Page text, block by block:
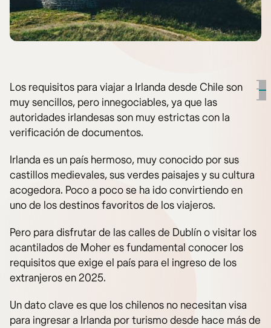
Los requisitos para viajar a Irlanda desde Chile son
muy sencillos, pero innegociables, ya que las
autoridades irlandesas son muy estrictas con la
verificación de documentos.
Irlanda es un país hermoso, muy conocido por sus
castillos medievales, sus verdes paisajes y su cultura
acogedora. Poco a poco se ha ido convirtiendo en
uno de los destinos favoritos de los viajeros.
Pero para disfrutar de las calles de Dublín o visitar los
acantilados de Moher es fundamental conocer los
requisitos que exige el país para el ingreso de los
extranjeros en 2025.
Un dato clave es que los chilenos no necesitan visa
para ingresar a Irlanda por turismo desde hace más de